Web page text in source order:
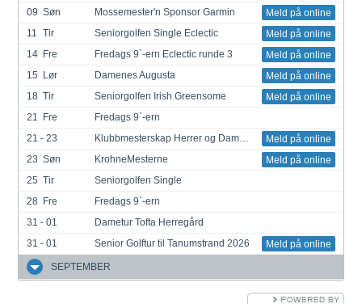
09 Søn Meld på online
Mossemester'n Sponsor Garmin
11
Tir Meld på online
Seniorgolfen Single Eclectic
14 Fre Meld på online
Fredags 9`-ern Eclectic runde 3
15
Lør Meld på online
Damenes Augusta
18 Tir Meld på online
Seniorgolfen Irish Greensome
21
Fre
Fredags 9`-ern
21 - 23
Meld på online
Klubbmesterskap Herrer og Damer Elite - Herre og Damer +50
23 Søn Meld på online
KrohneMesterne
25 Tir
Seniorgolfen Single
28
Fre
Fredags 9`-ern
31 - 01
Dametur Tofta Herregård
31 - 01
Meld på online
Senior Golftur til Tanumstrand 2026
SEPTEMBER